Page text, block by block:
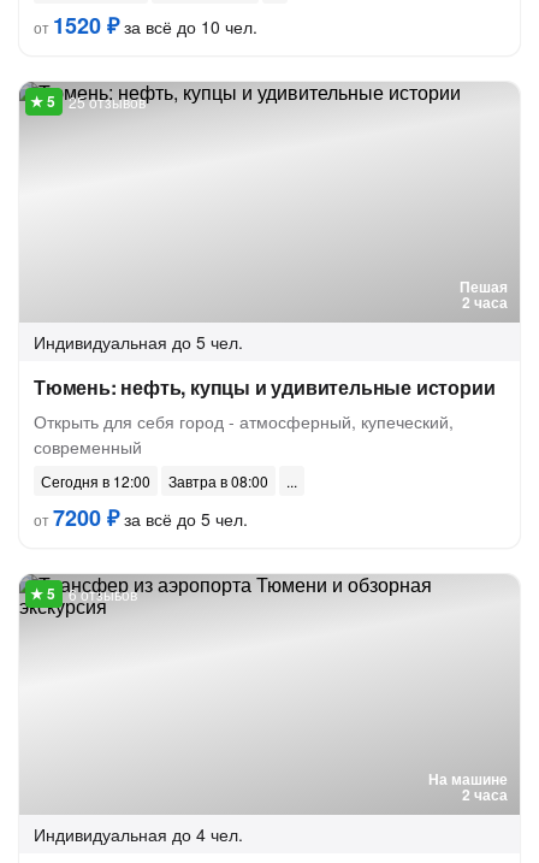
от 1520 ₽за всё до 10 чел.
Пешая
2 часа
25 отзывов
Индивидуальная до 5 чел.
Тюмень: нефть, купцы и удивительные истории
Открыть для себя город - атмосферный, купеческий,
современный
Сегодня в 12:00
Завтра в 08:00
от7200 ₽за всё до 5 чел.
На машине
2 часа
6 отзывов
Индивидуальная до 4 чел.